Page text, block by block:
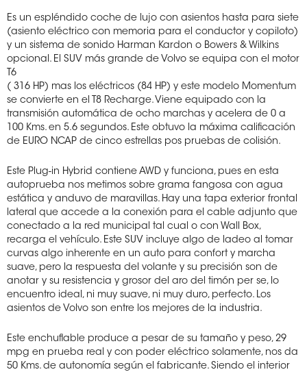
Es un espléndido coche de lujo con asientos hasta para siete
(asiento eléctrico con memoria para el conductor y copiloto)
y un sistema de sonido Harman Kardon o Bowers & Wilkins
opcional. El SUV más grande de Volvo se equipa con el motor
T6
( 316 HP) mas los eléctricos (84 HP) y este modelo Momentum
se convierte en el T8 Recharge. Viene equipado con la
transmisión automática de ocho marchas y acelera de 0 a
100 Kms. en 5.6 segundos. Este obtuvo la máxima calificación
de EURO NCAP de cinco estrellas pos pruebas de colisión.
Este Plug-in Hybrid contiene AWD y funciona, pues en esta
autoprueba nos metimos sobre grama fangosa con agua
estática y anduvo de maravillas. Hay una tapa exterior frontal
lateral que accede a la conexión para el cable adjunto que
conectado a la red municipal tal cual o con Wall Box,
recarga el vehículo. Este SUV incluye algo de ladeo al tomar
curvas algo inherente en un auto para confort y marcha
suave, pero la respuesta del volante y su precisión son de
anotar y su resistencia y grosor del aro del timón per se, lo
encuentro ideal, ni muy suave, ni muy duro, perfecto. Los
asientos de Volvo son entre los mejores de la industria.
Este enchuflable produce a pesar de su tamaño y peso, 29
mpg en prueba real y con poder eléctrico solamente, nos da
50 Kms. de autonomía según el fabricante. Siendo el interior